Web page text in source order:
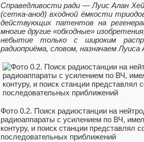
Справедливости ради — Луис Алан
(сетка-анод) входной ёмкости
действующих патентов на
многие другие «обходные»
небытие только с широким
радиоприёма, словом, назначаем
Фото 0.2. Поиск радиостанции на
радиоаппараты с усилением по ВЧ,
контуру, и поиск станции представлял
последовательных приближений